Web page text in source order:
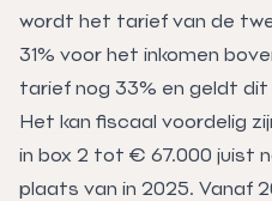
wordt het tarief van de
31% voor het inkomen
tarief nog 33% en geldt
Het kan fiscaal voordelig
in box 2 tot € 67.000 juist
plaats van in 2025. Vanaf